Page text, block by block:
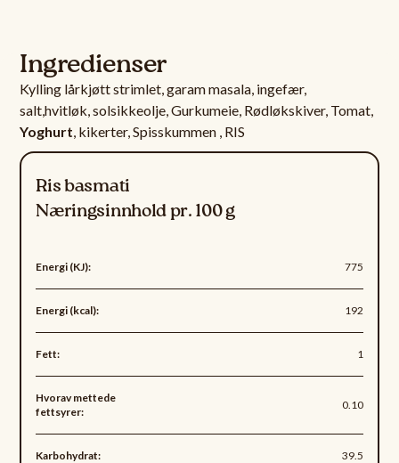
Ingredienser
Kylling lårkjøtt strimlet, garam masala, ingefær,
salt,hvitløk, solsikkeolje, Gurkumeie, Rødløkskiver, Tomat,
Yoghurt, kikerter, Spisskummen , RIS
Ris basmati
Næringsinnhold pr. 100 g
Energi (KJ): 775
Energi (kcal): 192
Fett: 1
Hvorav mettede
fettsyrer:
0.10
Karbohydrat: 39.5